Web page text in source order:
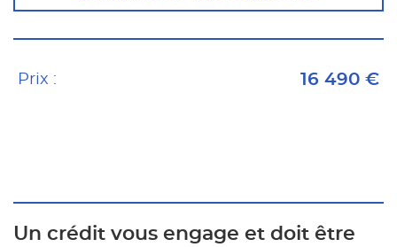
Prix : 16 490 €
Un crédit vous engage et doit être